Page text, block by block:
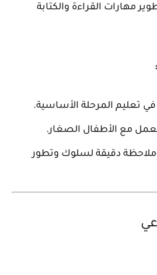
مهارات القراءة والكتابة
المرحلة الأساسية.
مع الأطفال الصغار.
دقيقة لسلوك وتطور